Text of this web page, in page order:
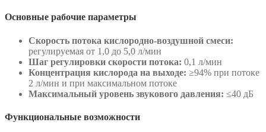
Основные рабочие параметры
Скорость потока кислородно-воздушной смеси:
регулируемая от 1,0 до 5,0 л/мин
Шаг регулировки скорости потока: 0,1 л/мин
Концентрация кислорода на выходе: ≥94% при потоке
2 л/мин и при максимальном потоке
Максимальный уровень звукового давления: ≤40 дБ
Функциональные возможности